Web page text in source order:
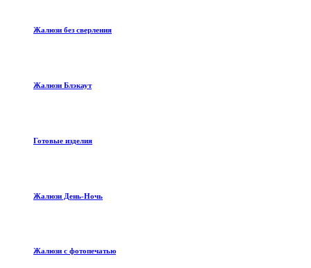
Жалюзи без сверления
Жалюзи Блэкаут
Готовые изделия
Жалюзи День-Ночь
Жалюзи с фотопечатью